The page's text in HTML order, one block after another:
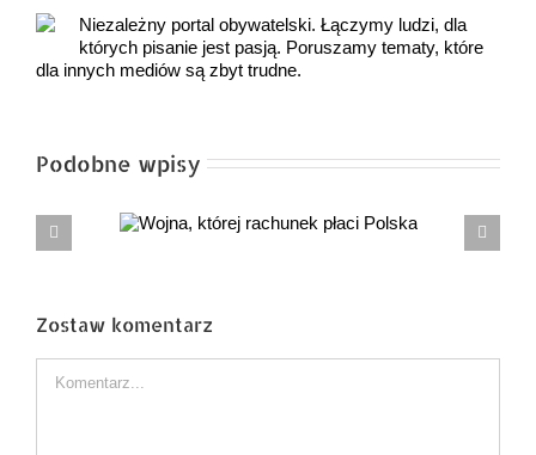
Niezależny portal obywatelski. Łączymy ludzi, dla
których pisanie jest pasją. Poruszamy tematy, które
dla innych mediów są zbyt trudne.
Podobne wpisy
płaci
Piłsudski oddawał honory powstańcom. III
Zostaw komentarz